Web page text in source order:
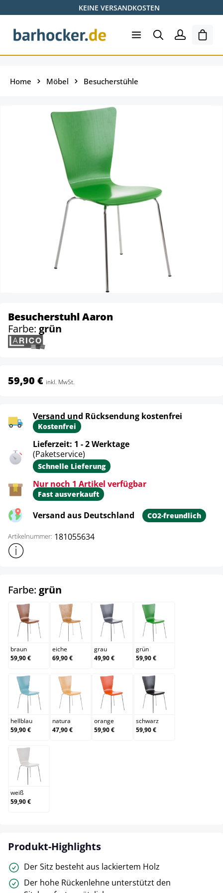
Zum Hauptinhalt springenKEINE VERSANDKOSTEN
Home Möbel Besucherstühle
Besucherstuhl Aaron
Farbe: grün
59,90 € inkl. MwSt.
Versand und Rücksendung kostenfrei
Kostenfrei
Lieferzeit: 1 - 2 Werktage
(Paketservice)
Schnelle Lieferung
Nur noch 1 Artikel verfügbar
Fast ausverkauft
Versand aus Deutschland CO2-freundlich
Artikelnummer: 181055634
Weitere Produktinformationen anzeigen
Farbe: grün
braun
braun
59,90 €
eiche
eiche
69,90 €
grau
grau
49,90 €
grün
grün
59,90 €
hellblau
hellblau
59,90 €
natura
natura
47,90 €
orange
orange
59,90 €
schwarz
schwarz
59,90 €
weiß
weiß
59,90 €
Produkt-Highlights
Der Sitz besteht aus lackiertem Holz
Der hohe Rückenlehne unterstützt den